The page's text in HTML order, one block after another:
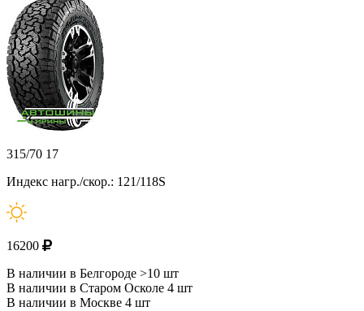
315/70 17
Индекс нагр./скор.: 121/118S
16200
В наличии в Белгороде >10 шт
В наличии в Старом Осколе 4 шт
В наличии в Москве 4 шт